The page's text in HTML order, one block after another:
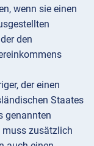
wenn sie einen
den
der einen
Staates
genannten
muss zusätzlich